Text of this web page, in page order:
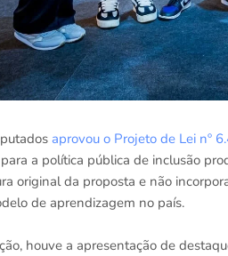
aprovou o Projeto de Lei nº
a política pública de inclusão
original da proposta e não
de aprendizagem no país.
houve a apresentação de